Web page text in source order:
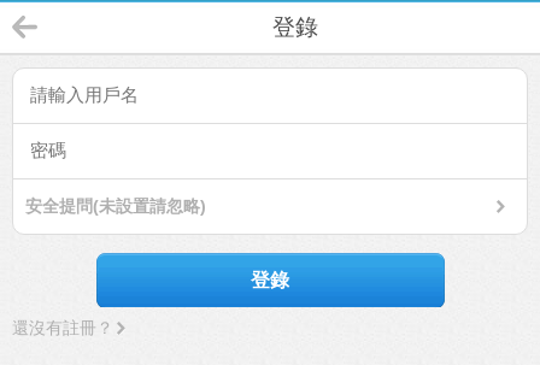
登錄
安全提問(未設置請忽略)
登錄
還沒有註冊？